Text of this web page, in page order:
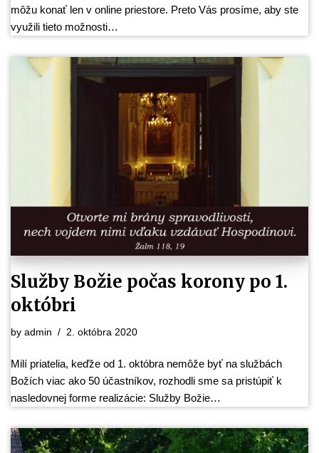
môžu konať len v online priestore. Preto Vás prosíme, aby ste
využili tieto možnosti…
Služby Božie počas korony po 1.
októbri
by admin 2. októbra 2020
Milí priatelia, keďže od 1. októbra nemôže byť na službách
Božích viac ako 50 účastníkov, rozhodli sme sa pristúpiť k
nasledovnej forme realizácie: Služby Božie…